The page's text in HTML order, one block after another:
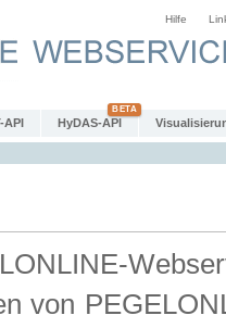
Hilfe
API HyDAS-API
von